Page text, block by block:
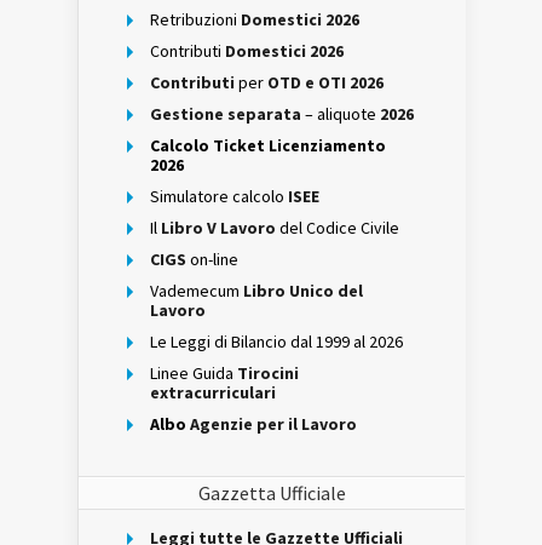
Retribuzioni Domestici 2026
Contributi Domestici 2026
Contributi per OTD e OTI 2026
Gestione separata – aliquote 2026
Calcolo Ticket Licenziamento
2026
Simulatore calcolo ISEE
Il Libro V Lavoro del Codice Civile
CIGS on-line
Vademecum Libro Unico del
Lavoro
Le Leggi di Bilancio dal 1999 al 2026
Linee Guida Tirocini
extracurriculari
Albo Agenzie per il Lavoro
Gazzetta Ufficiale
Leggi tutte le Gazzette Ufficiali